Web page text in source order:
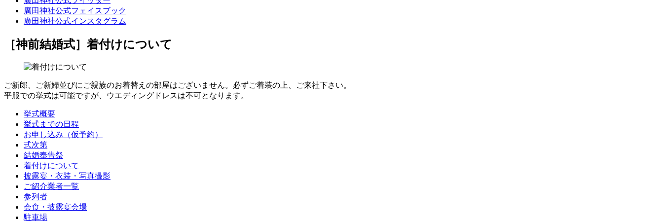
廣田神社公式フェイスブック
廣田神社公式インスタグラム
［神前結婚式］ 着付けについて
ご新郎、ご新婦並びにご親族のお着替えの部屋はございません。必ずご着装の上、ご来社下さい。
平服での挙式は可能ですが、ウエディングドレスは不可となります。
挙式概要
挙式までの日程
お申し込み（仮予約）
式次第
結婚奉告祭
着付けについて
披露宴・衣装・写真撮影
ご紹介業者一覧
参列者
会食・披露宴会場
駐車場